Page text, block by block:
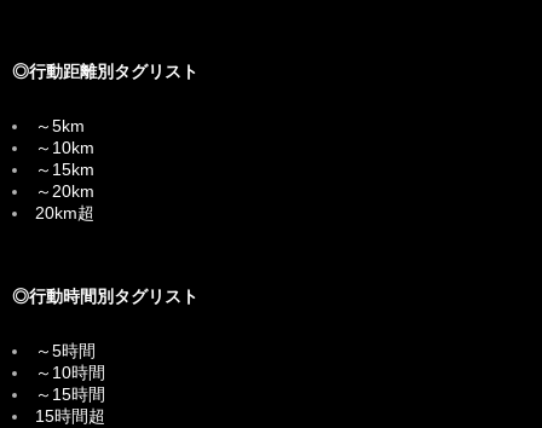
◎行動距離別タグリスト
～5km
～10km
～15km
～20km
20km超
◎行動時間別タグリスト
～5時間
～10時間
～15時間
15時間超